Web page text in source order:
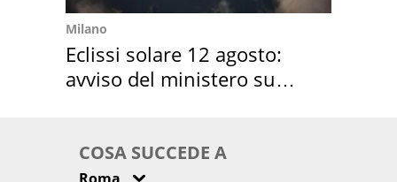
Milano
Eclissi solare 12 agosto:
avviso del ministero su